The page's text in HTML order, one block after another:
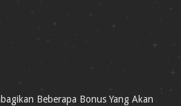
Beberapa Bonus Yang Akan